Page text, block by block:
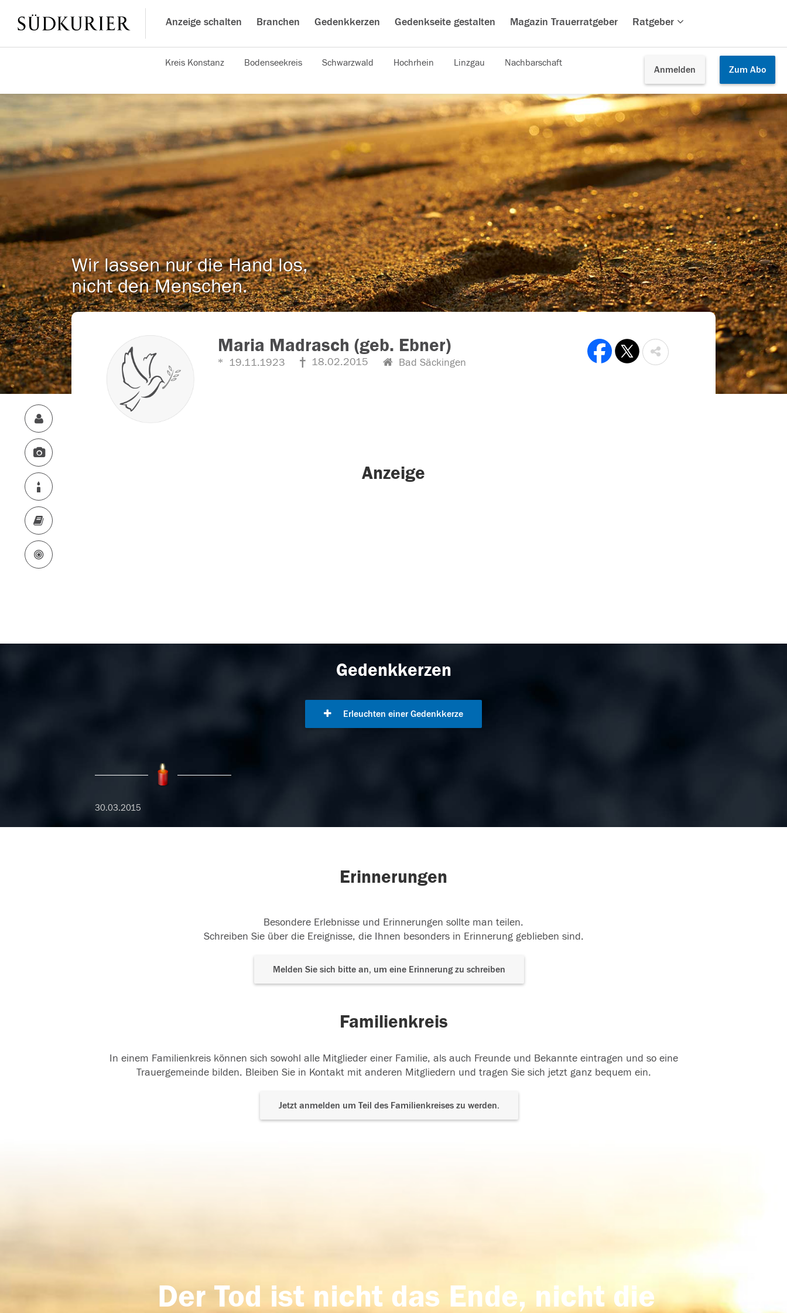
Anzeige schalten Branchen Gedenkkerzen Gedenkseite gestalten Magazin Trauerratgeber Ratgeber
Anmelden Zum Abo
Kreis Konstanz Bodenseekreis Schwarzwald Hochrhein Linzgau Nachbarschaft
Wir lassen nur die Hand los,
nicht den Menschen.
Maria Madrasch (geb. Ebner)
19.11.1923 18.02.2015 Bad Säckingen
Anzeige
Gedenkkerzen
Erleuchten einer Gedenkkerze
30.03.2015
Erinnerungen
Besondere Erlebnisse und Erinnerungen sollte man teilen.
Schreiben Sie über die Ereignisse, die Ihnen besonders in Erinnerung geblieben sind.
Melden Sie sich bitte an, um eine Erinnerung zu schreiben
Familienkreis
In einem Familienkreis können sich sowohl alle Mitglieder einer Familie, als auch Freunde und Bekannte eintragen und so eine
Trauergemeinde bilden. Bleiben Sie in Kontakt mit anderen Mitgliedern und tragen Sie sich jetzt ganz bequem ein.
Jetzt anmelden um Teil des Familienkreises zu werden.
Der Tod ist nicht das Ende, nicht die